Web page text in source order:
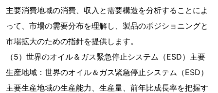
主要消費地域の消費、収入と需要構造を分析することによ
って、市場の需要分布を理解し、製品のポジショニングと
市場拡大のための指針を提供します。
（5）世界のオイル＆ガス緊急停止システム（ESD）主要
生産地域：世界のオイル＆ガス緊急停止システム（ESD）
主要生産地域の生産能力、生産量、前年比成長率を把握す